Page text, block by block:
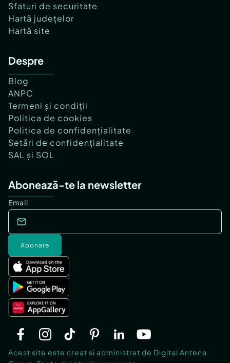
Sfaturi de securitate
Hartă județelor
Hartă site
Despre
Blog
ANPC
Termeni și condiții
Politica de cookies
Politica de confidențialitate
Setări de confidențialitate
SAL și SOL
Abonează-te la newsletter
Email
Abonare
Acest site este creat si administrat de Digital Antena